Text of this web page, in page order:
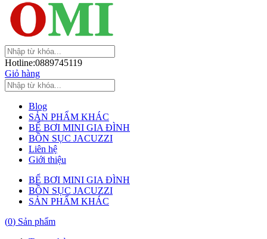
Hotline:0889745119
Giỏ hàng
Blog
SẢN PHẨM KHÁC
BỂ BƠI MINI GIA ĐÌNH
BỒN SỤC JACUZZI
Liên hệ
Giới thiệu
BỂ BƠI MINI GIA ĐÌNH
BỒN SỤC JACUZZI
SẢN PHẨM KHÁC
(0) Sản phẩm